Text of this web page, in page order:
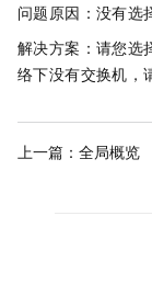
问题原因：没有选
解决方案：请您选
络下没有交换机，
上一篇： 全局概览